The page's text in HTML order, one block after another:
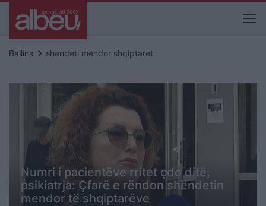
Ballina keyboard_arrow_right shendeti mendor shqiptaret
Numri i pacientëve rritet çdo ditë,
psikiatrja: Çfarë e rëndon shëndetin
mendor të shqiptarëve